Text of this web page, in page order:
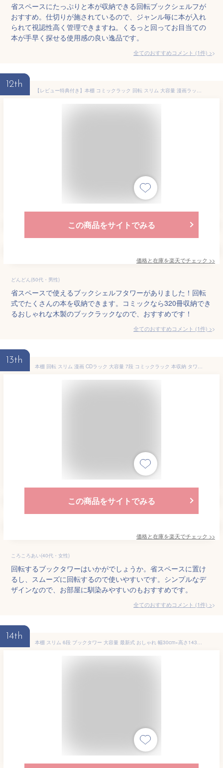
省スペースにたっぷりと本が収納できる回転ブックシェルフが
おすすめ。仕切りが施されているので、ジャンル毎に本が入れ
られて視認性高く管理できますね。くるっと回ってお目当ての
本が手早く探せる使用感の良い逸品です。
全てのおすすめコメント (1件) >
12th
【レビュー特典付き】本棚 コミックラック 回転 スリム 大容量 漫画ラック マンガ オシャレ 収納 ラック 薄型 白 回転式 木製 ハイタイプ cd 文庫本 dvd 省スペース 子ども おしゃれ ホワイト 単行本 幅50cm 一人暮らし ブラウン コンパクト
この商品をサイトでみる
価格と在庫を楽天でチェック >>
どんどん(50代・男性)
省スペースで使えるブックシェルフタワーがありました！回転
式でたくさんの本を収納できます。コミックなら320冊収納でき
るおしゃれな木製のブックラックなので、おすすめです！
全てのおすすめコメント (1件) >
13th
本棚 回転 スリム 漫画 CDラック 大容量 7段 コミックラック 本収納 タワー CD収納 ブックラック 書棚 多目的ラック 収納棚 丸窓タイプ DVDラック 回転式本棚 コミック オシャレ 多目的ラック 回転コミックラック 北欧 マンガ ブックシェルフ すき間 文庫本
この商品をサイトでみる
価格と在庫を楽天でチェック >>
ころころあい(40代・女性)
回転するブックタワーはいかがでしょうか。省スペースに置け
るし、スムーズに回転するので使いやすいです。シンプルなデ
ザインなので、お部屋に馴染みやすいのもおすすめです。
全てのおすすめコメント (1件) >
14th
本棚 スリム 6段 ブックタワー 大容量 最新式 おしゃれ 幅30cm×高さ143cm 収納棚 隙間収納 収納ラック 収納棚 オープンラック シェルフ 木製棚板 スチールフレーム 省スペース 組立簡単 オフィス キッチン収納 書棚 インテリア